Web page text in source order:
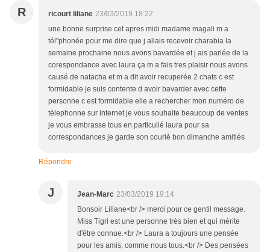
R ricourt liliane 23/03/2019 18:22
une bonne surprise cet apres midi madame magali m a
tél"phonée pour me dire que j allais recevoir charabia la
semaine prochaine nous avons bavardée et j ais parlée de la
corespondance avec laura ça m a fais tres plaisir nous avons
causé de natacha et m a dit avoir recuperée 2 chats c est
formidable je suis contente d avoir bavarder avec cette
personne c est formidable elle a rechercher mon numéro de
télephonne sur internet je vous souhaite beaucoup de ventes
je vous embrasse tous en particulié laura pour sa
correspondances je garde son courié bon dimanche amitiés
Répondre
J Jean-Marc 23/03/2019 19:14
Bonsoir Liliane<br /> merci pour ce gentil message.
Miss Tigri est une personne très bien et qui mérite
d'être connue.<br /> Laura a toujours une pensée
pour les amis, comme nous tous.<br /> Des pensées